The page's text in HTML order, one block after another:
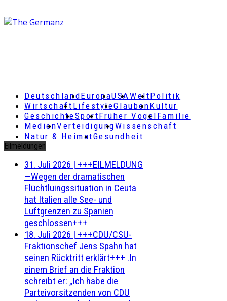
DeutschlandEuropaUSAWeltPolitik
Wirtschaft LifestyleGlaubenKultur
GeschichteSportFrüher Vogel Familie
MedienVerteidigungWissenschaft
Natur & HeimatGesundheit
Eilmeldungen
31. Juli 2026 | +++EILMELDUNG
—Wegen der dramatischen
Flüchtluingssituation in Ceuta
hat Italien alle See- und
Luftgrenzen zu Spanien
geschlossen+++
18. Juli 2026 | +++CDU/CSU-
Fraktionschef Jens Spahn hat
seinen Rücktritt erklärt+++ .In
einem Brief an die Fraktion
schreibt er: „Ich habe die
Parteivorsitzenden von CDU